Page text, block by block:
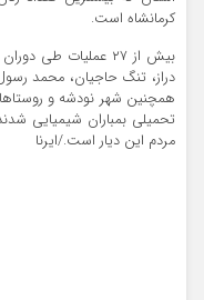
کرمانشاه است.
بیش از ۲۷ عملیات
همچنین شهر نودشه و
تحمیلی بمباران شیمیایی
مردم این دیار است./ایرنا